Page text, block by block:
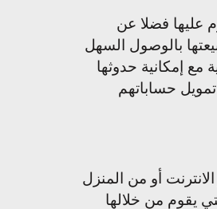
عليها فضلا عن
بالوصول السهل
مع إمكانية حدوثها
حساباتهم
أو من المنزل
يقوم من خلالها